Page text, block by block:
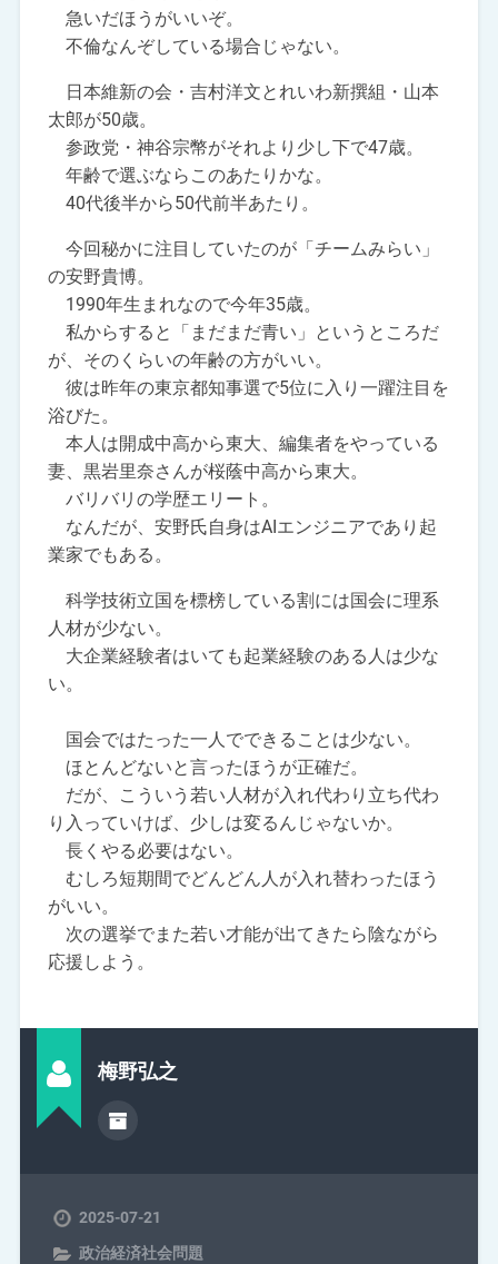
急いだほうがいいぞ。
不倫なんぞしている場合じゃない。
日本維新の会・吉村洋文とれいわ新撰組・山本
太郎が50歳。
参政党・神谷宗幣がそれより少し下で47歳。
年齢で選ぶならこのあたりかな。
40代後半から50代前半あたり。
今回秘かに注目していたのが「チームみらい」
の安野貴博。
1990年生まれなので今年35歳。
私からすると「まだまだ青い」というところだ
が、そのくらいの年齢の方がいい。
彼は昨年の東京都知事選で5位に入り一躍注目を
浴びた。
本人は開成中高から東大、編集者をやっている
妻、黒岩里奈さんが桜蔭中高から東大。
バリバリの学歴エリート。
なんだが、安野氏自身はAIエンジニアであり起
業家でもある。
科学技術立国を標榜している割には国会に理系
人材が少ない。
大企業経験者はいても起業経験のある人は少な
い。
国会ではたった一人でできることは少ない。
ほとんどないと言ったほうが正確だ。
だが、こういう若い人材が入れ代わり立ち代わ
り入っていけば、少しは変るんじゃないか。
長くやる必要はない。
むしろ短期間でどんどん人が入れ替わったほう
がいい。
次の選挙でまた若い才能が出てきたら陰ながら
応援しよう。
梅野弘之
2025-07-21
政治経済社会問題